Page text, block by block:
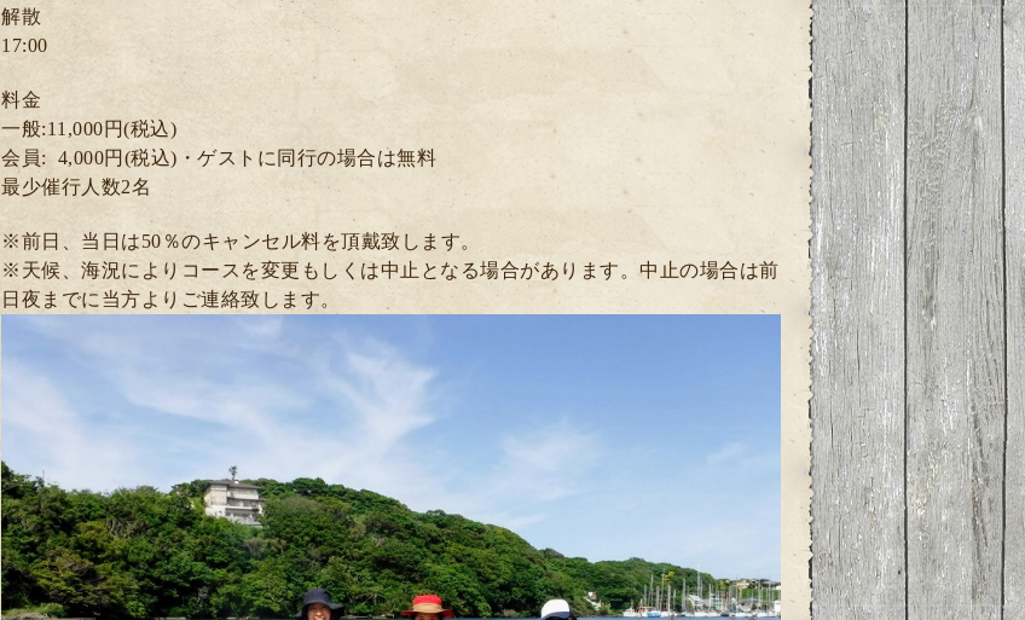
解散
17:00
料金
一般:11,000円(税込)
会員: 4,000円(税込)・ゲスト に同行の場合は無料
最少催行人数2名
※前日、当日は50％のキャンセル料を頂戴致します。
※天候、海況によりコースを変更もしくは中止となる場合があります。中止の場合は前
日夜までに当方よりご連絡致します。